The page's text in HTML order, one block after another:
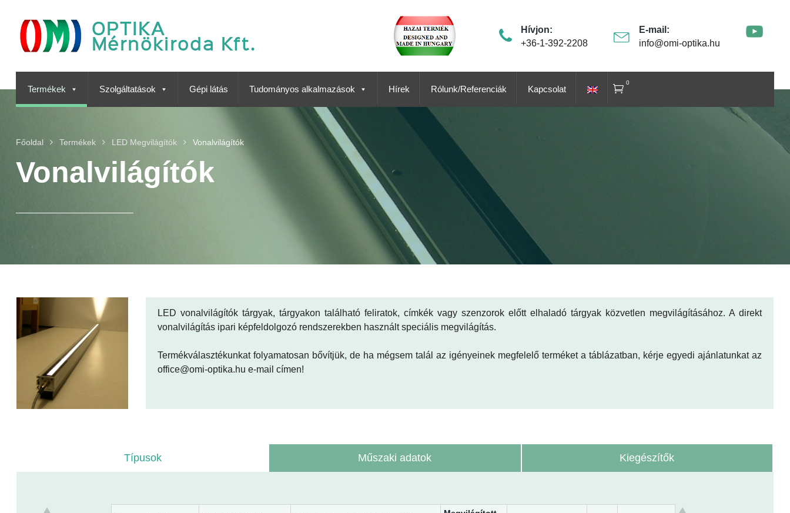
OPTIKA
Mérnökiroda Kft.
Hívjon:
+36-1-392-2208
E-mail:
info@omi-optika.hu
Termékek Szolgáltatások Gépi látás Tudományos alkalmazások Hírek Rólunk/Referenciák Kapcsolat
0
Főoldal Termékek LED Megvilágítók Vonalvilágítók
Vonalvilágítók
LED vonalvilágítók tárgyak, tárgyakon található feliratok, címkék vagy szenzorok előtt elhaladó tárgyak közvetlen megvilágításához. A direkt
vonalvilágítás ipari képfeldolgozó rendszerekben használt speciális megvilágítás.
Termékválasztékunkat folyamatosan bővítjük, de ha mégsem talál az igényeinek megfelelő terméket a táblázatban, kérje egyedi ajánlatunkat az
office@omi-optika.hu e-mail címen!
Típusok Műszaki adatok Kiegészítők